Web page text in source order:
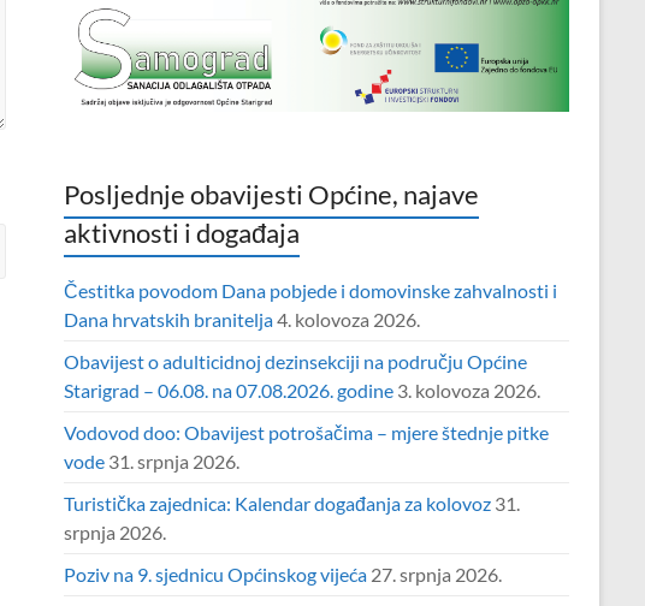
Posljednje obavijesti Općine, najave
aktivnosti i događaja
Čestitka povodom Dana pobjede i domovinske zahvalnosti i
Dana hrvatskih branitelja4. kolovoza 2026.
Obavijest o adulticidnoj dezinsekciji na području Općine
Starigrad – 06.08. na 07.08.2026. godine 3. kolovoza 2026.
Vodovod doo: Obavijest potrošačima – mjere štednje pitke
vode 31. srpnja 2026.
Turistička zajednica: Kalendar događanja za kolovoz 31.
srpnja 2026.
Poziv na 9. sjednicu Općinskog vijeća 27. srpnja 2026.